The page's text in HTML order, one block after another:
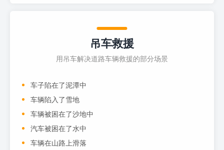
吊车救援
用吊车解决道路车辆救援的部分场景
车子陷在了泥潭中
车辆陷入了雪地
车辆被困在了沙地中
汽车被困在了水中
车辆在山路上滑落